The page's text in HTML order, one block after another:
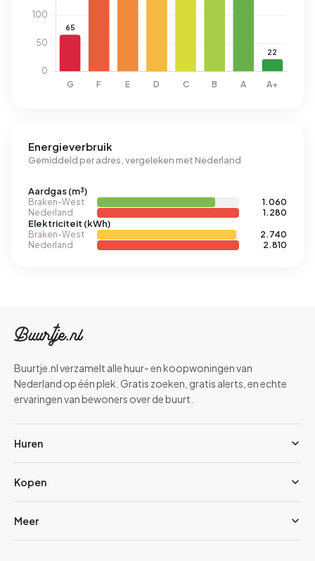
Energieverbruik
Gemiddeld per adres, vergeleken met Nederland
Aardgas (m³)
Braken-West
1.060
Nederland
1.280
Elektriciteit (kWh)
Braken-West
2.740
Nederland
2.810
Buurtje.nl verzamelt alle huur- en koopwoningen van
Nederland op één plek. Gratis zoeken, gratis alerts, en echte
ervaringen van bewoners over de buurt.
Huren
Kopen
Meer